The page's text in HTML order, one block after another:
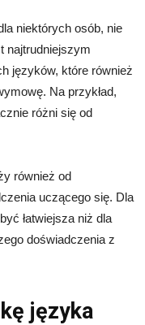
niektórych osób, nie
najtrudniejszym
języków, które również
Na przykład,
różni się od
również od
uczącego się. Dla
łatwiejsza niż dla
doświadczenia z
języka